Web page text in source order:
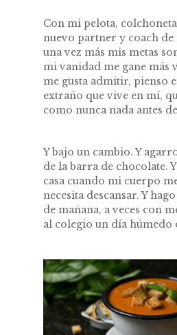
Con mi pelota,
nuevo partner y coach
una vez más mis metas
mi vanidad me gane más
me gusta admitir, pienso
extraño que vive en mí,
como nunca nada antes
Y bajo un cambio. Y
de la barra de chocolate.
casa cuando mi cuerpo
necesita descansar. Y
de mañana, a veces con
al colegio un día húmedo